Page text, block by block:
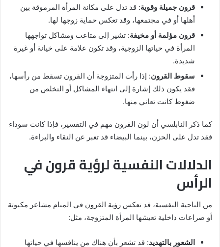
قرون جميلة وقوية: قد تدل على مكانة المرأة المرموقة بين
أهلها أو في مجتمعها، وقد تعكس حماية زوجها لها.
قرون مؤلمة أو مخيفة: تشير إلى متاعب ومشاكل تواجهها
المرأة في حياتها الزوجية، وقد تكون علامة على خيانة أو غيرة
شديدة.
سقوط القرون: إذا رأت المتزوجة أن القرون تسقط من رأسها،
فقد يكون ذلك إشارة إلى انتهاء المشاكل أو التخلص من
ضغوط كانت تعاني منها.
كما ذكر النابلسي أن لون القرون مهم في التفسير، فإذا كانت سوداء
فقد تدل على الحزن، بينما البيضاء قد تعبر عن النقاء والبراءة.
الدلالات النفسية لرؤية قرون في
الرأس
من الناحية النفسية، قد تعكس رؤية القرون في المنام مشاعر مكبوتة
أو صراعات داخلية تعيشها المرأة المتزوجة، مثل:
الشعور بالتهديد: قد تشعر بأن هناك من ينافسها في حياتها